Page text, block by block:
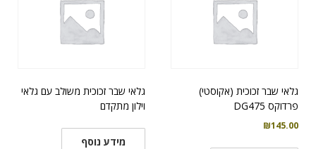
גלאי שבר זכוכית (אקוסטי)
פרדוקס DG475
₪145.00
גלאי שבר זכוכית משולב עם גלאי
וילון מתקדם
מידע נוסף